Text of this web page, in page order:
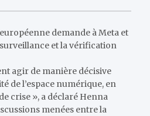
demande à Meta et
et la vérification
agir de manière décisive
de l’espace numérique, en
crise », a déclaré Henna
menées entre la